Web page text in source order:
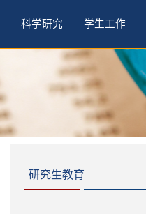
科学研究 学生工作
研究生教育